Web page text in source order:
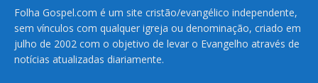
Folha Gospel.com é um site cristão/evangélico independente,
sem vínculos com qualquer igreja ou denominação, criado em
julho de 2002 com o objetivo de levar o Evangelho através de
notícias atualizadas diariamente.